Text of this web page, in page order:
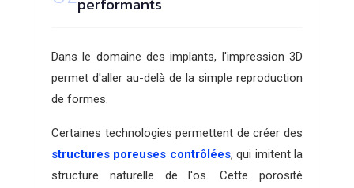
Dans le domaine des implants, l'impression 3D
permet d'aller au-delà de la simple reproduction
de formes.
Certaines technologies permettent de créer des
structures poreuses contrôlées, qui imitent la
structure naturelle de l'os. Cette porosité